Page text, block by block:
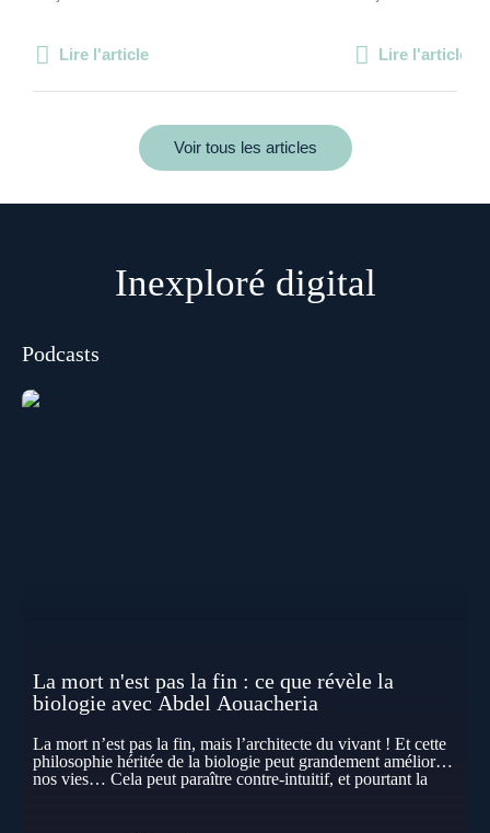
Lire l'article Lire l'article
Voir tous les articles
Inexploré digital
Podcasts
La mort n'est pas la fin : ce que révèle la
biologie avec Abdel Aouacheria
La mort n’est pas la fin, mais l’architecte du vivant ! Et cette
philosophie héritée de la biologie peut grandement améliorer
nos vies… Cela peut paraître contre-intuitif, et pourtant la